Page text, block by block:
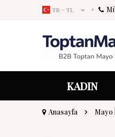
TR − TL
KADIN
Anasayfa Mayo